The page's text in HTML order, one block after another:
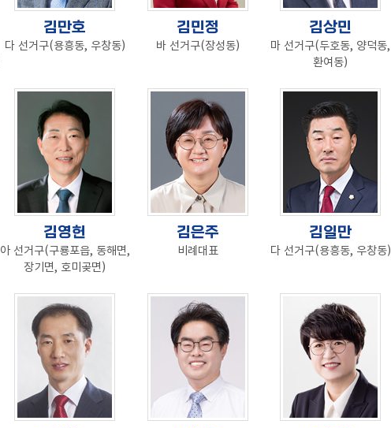
김만호
다 선거구(용흥동, 우창동)
김민정
바 선거구(장성동)
김상민
마 선거구(두호동, 양덕동,
환여동)
김영헌
아 선거구(구룡포읍, 동해면,
장기면, 호미곶면)
김은주
비례대표
김일만
다 선거구(용흥동, 우창동)